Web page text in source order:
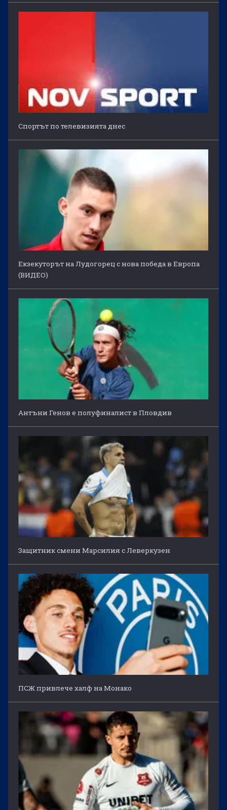
Спортът по телевизията днес
Екзекуторът на Лудогорец с нова победа в Европа
(ВИДЕО)
Антъни Генов е полуфиналист в Пловдив
Защитник смени Марсилия с Леверкузен
ПСЖ привлече халф на Монако